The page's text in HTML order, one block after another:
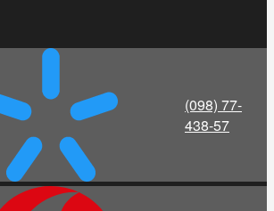
(098) 77-
438-57